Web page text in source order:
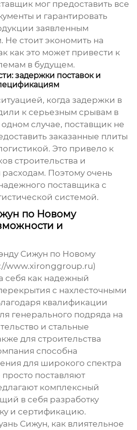
мог предоставить все
и гарантировать
заявленным
Не стоит экономить на
как это может привести к
в будущем.
задержки поставок и
когда задержки в
к серьезным срывам в
одном случае, поставщик не
заказанные плиты
Это привело к
строительства и
Поэтому очень
поставщика с
системой.
по Новому
и
Сижун по Новому
www.xironggroup.ru)
себя как надежный
с нахлесточными
квалификации
генерального подряда на
и стальные
для строительства
способна
для широкого спектра
поставляют
комплексный
в себя разработку
и сертификацию.
Сижун, как влиятельное